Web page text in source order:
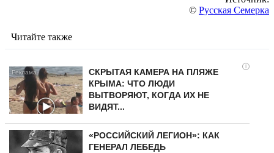
© Русская Семерка
Читайте также
i
СКРЫТАЯ КАМЕРА НА ПЛЯЖЕ
КРЫМА: ЧТО ЛЮДИ
ВЫТВОРЯЮТ, КОГДА ИХ НЕ
ВИДЯТ...
«РОССИЙСКИЙ ЛЕГИОН»: КАК
ГЕНЕРАЛ ЛЕБЕДЬ